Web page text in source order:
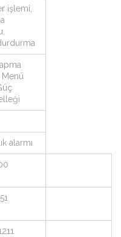
işlemi,
alarmı